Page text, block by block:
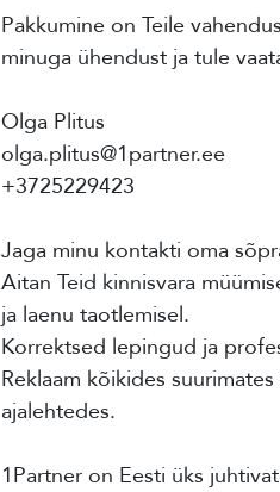
Pakkumine on Teile
minuga ühendust ja tule
Olga Plitus
olga.plitus@1partner.ee
+3725229423
Jaga minu kontakti oma
Aitan Teid kinnisvara
ja laenu taotlemisel.
Korrektsed lepingud ja
Reklaam kõikides
ajalehtedes.
1Partner on Eesti üks